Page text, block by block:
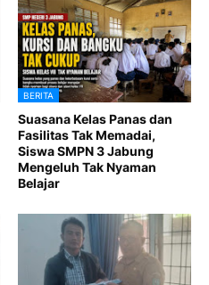
BERITA
Suasana Kelas Panas dan
Fasilitas Tak Memadai,
Siswa SMPN 3 Jabung
Mengeluh Tak Nyaman
Belajar